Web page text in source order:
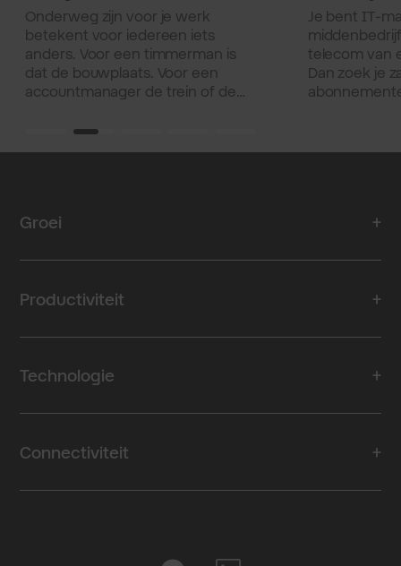
past bij jou
onderweg?
Onderweg zijn voor je werk
betekent voor iedereen iets
anders. Voor een timmerman is
dat de bouwplaats. Voor een
accountmanager de trein of de
jullie gemeen hebben? Je hebt
een betrouwbare verbinding
mkb en
Je bent IT-
telecom van
Dan zoek je
verbinding.
Groei
Productiviteit
Technologie
Connectiviteit